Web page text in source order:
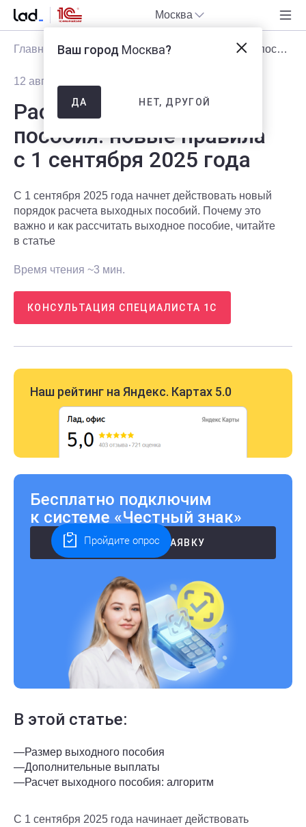
Москва
Главная Блог Статьи Расчет выходного пособия: новые правила с 1 сентября 2025 года
12 августа 2025
Расчет выходного
пособия: новые правила
с 1 сентября 2025 года
С 1 сентября 2025 года начнет действовать новый
порядок расчета выходных пособий. Почему это
важно и как рассчитать выходное пособие, читайте
в статье
Время чтения ~3 мин.
КОНСУЛЬТАЦИЯ СПЕЦИАЛИСТА 1С
Наш рейтинг на Яндекс. Картах 5.0
Бесплатно подключим
к системе «Честный знак»
ОСТАВИТЬ ЗАЯВКУ
В этой статье:
—Размер выходного пособия
—Дополнительные выплаты
—Расчет выходного пособия: алгоритм
С 1 сентября 2025 года начинает действовать
Ваш город Москва?
ДА НЕТ, ДРУГОЙ
Пройдите опрос